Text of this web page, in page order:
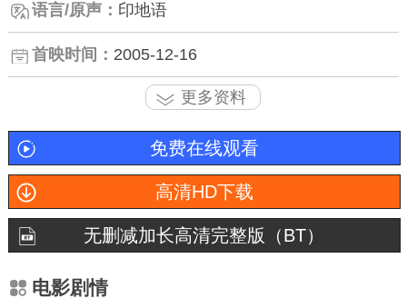
语言/原声： 印地语
首映时间： 2005-12-16
更多资料
免费在线观看
高清HD下载
无删减加长高清完整版（BT）
电影剧情